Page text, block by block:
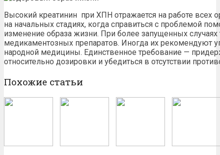
Высокий креатинин при ХПН отражается на работе всех
на начальных стадиях, когда справиться с проблемой
изменение образа жизни. При более запущенных случаях
медикаментозных препаратов. Иногда их рекомендуют
народной медицины. Единственное требование —
относительно дозировки и убедиться в отсутствии
Похожие статьи